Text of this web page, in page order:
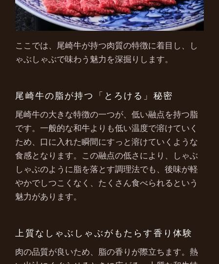
ここでは、尾崎牛が持つ肉質の特徴に着目し、し
ゃぶしゃぶで味わう魅力を深掘りします。
尾崎牛の脂が持つ「とろける」秘密
尾崎牛の大きな特徴の一つが、低い融点を持つ脂
です。一般的な和牛よりも低い温度で溶けていく
ため、口に入れた瞬間にすっと溶けていくような
食感となります。この融点の低さにより、しゃぶ
しゃぶのように脂を落とす調理法でも、後味が軽
やかでしつこくなく、たくさん食べられるという
魅力があります。
上質なしゃぶしゃぶがもたらす香り体験
肉の品質が良いため、脂の香りが際立ちます。熱